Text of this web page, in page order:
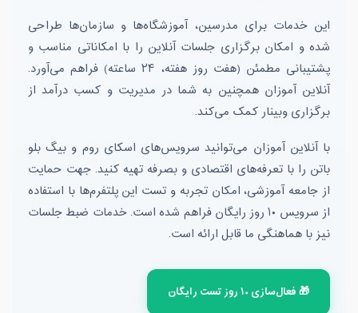
این خدمات برای مدرسین، آموزشگاه‌ها و سازمان‌ها طراحی
شده و امکان برگزاری جلسات آنلاین را با امکاناتی مناسب و
پشتیبانی مطمئن (هفت روز هفته، ۲۴ ساعته) فراهم می‌آورد.
آنلاین آموزان همچنین به شما در مدیریت و کسب درآمد از
برگزاری وبینار کمک می‌کند.
با آنلاین آموزان می‌توانید سرویس‌های اسکای روم و بیگ بلو
باتن را با تعرفه‌های اقتصادی و بصرفه تهیه کنید. جهت حمایت
از جامعه آموزشی، امکان تجربه و تست این پلتفرم‌ها با استفاده
از سرویس ۱۰ روز رایگان فراهم شده است. خدمات ضبط جلسات
نیز با هماهنگی ما قابل ارائه است.
🎁 فعال‌سازی ۱۰ روز تست رایگان